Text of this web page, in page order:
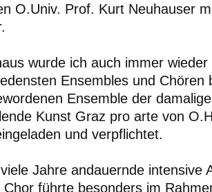
O.Univ. Prof. Kurt Neuhauser
wurde ich auch immer
Ensembles und Chören
Ensemble der
Kunst Graz pro arte von
und verpflichtet.
Jahre andauernde intensive
führte besonders im